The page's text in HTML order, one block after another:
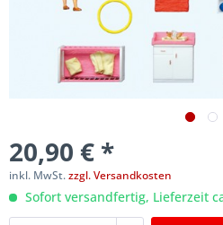
20,90 € *
inkl. MwSt.zzgl. Versandkosten
Sofort versandfertig, Lieferzeit